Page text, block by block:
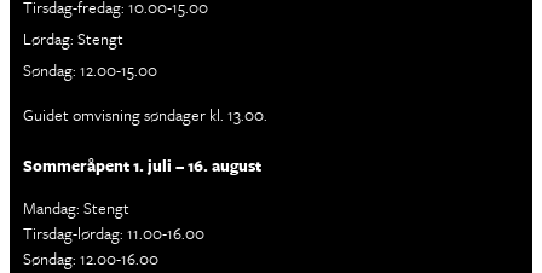
Tirsdag-fredag: 10.00-15.00
Lørdag: Stengt
Søndag: 12.00-15.00
Guidet omvisning søndager kl. 13.00.
Sommeråpent 1. juli – 16. august
Mandag: Stengt
Tirsdag-lørdag: 11.00-16.00
Søndag: 12.00-16.00